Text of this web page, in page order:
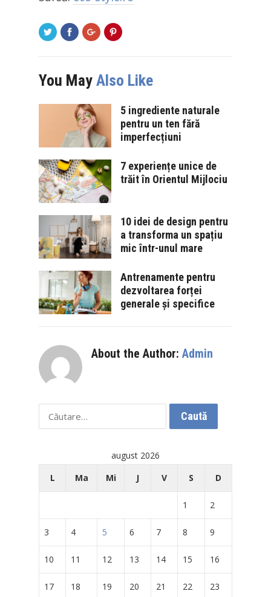
You May Also Like
5 ingrediente naturale
pentru un ten fără
imperfecțiuni
7 experiențe unice de
trăit în Orientul Mijlociu
10 idei de design pentru
a transforma un spațiu
mic într-unul mare
Antrenamente pentru
dezvoltarea forței
generale și specifice
About the Author: Admin
Caută
după:
august 2026
L
Ma Mi J V S D
1 2
3 4 5 6 7 8 9
10 11 12 13 14 15 16
17 18 19 20 21 22 23